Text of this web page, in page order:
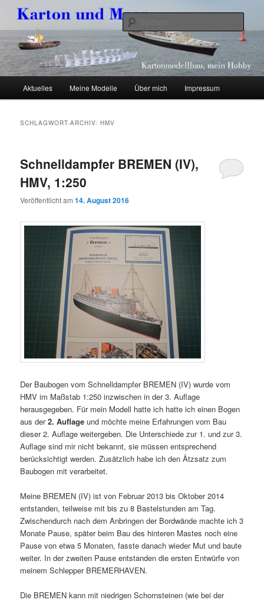
primären
Inhalt
springen
sekundären
Inhalt
springenKarton und Meer
Kartonmodellbau, mein Hobby
Aktuelles Meine Modelle Über mich Impressum
SCHLAGWORT-ARCHIV:HMV
Schnelldampfer BREMEN (IV),
HMV, 1:250
Veröffentlicht am14. August 2016
Der Baubogen vom Schnelldampfer BREMEN (IV) wurde vom
HMV im Maßstab 1:250 inzwischen in der 3. Auflage
herausgegeben. Für mein Modell hatte ich hatte ich einen Bogen
aus der2. Auflage und möchte meine Erfahrungen vom Bau
dieser 2. Auflage weitergeben. Die Unterschiede zur 1. und zur 3.
Auflage sind mir nicht bekannt, sie müssen entsprechend
berücksichtigt werden. Zusätzlich habe ich den Ätzsatz zum
Baubogen mit verarbeitet.
Meine BREMEN (IV) ist von Februar 2013 bis Oktober 2014
entstanden, teilweise mit bis zu 8 Bastelstunden am Tag.
Zwischendurch nach dem Anbringen der Bordwände machte ich 3
Monate Pause, später beim Bau des hinteren Mastes noch eine
Pause von etwa 5 Monaten, fasste danach wieder Mut und baute
weiter. In der zweiten Pause entstanden die ersten Entwürfe von
meinem Schlepper BREMERHAVEN.
Die BREMEN kann mit niedrigen Schornsteinen (wie bei der